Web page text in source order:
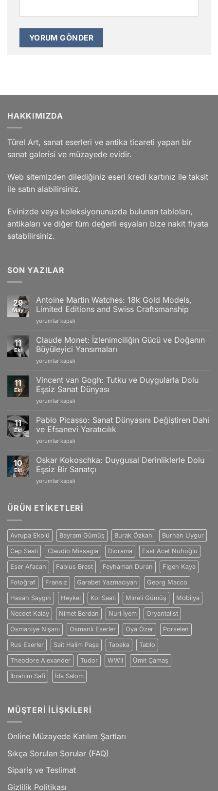
HAKKIMIZDA
Türel Art, sanat eserleri ve antika ticareti yapan bir
sanat galerisi ve müzayede evidir.
Web sitemizden dilediğiniz eseri kredi kartınız ile taksit
ile satın alabilirsiniz.
Evinizde veya koleksiyonunuzda bulunan tabloları,
antikaları ve diğer tüm değerli eşyaları bize nakit fiyata
satabilirsiniz.
SON YAZILAR
29
May
Antoine Martin Watches: 18k Gold Models,
Limited Editions and Swiss Craftsmanship
Antoine
Watches:
18k
Gold
Models,
Editions
and
Swiss
Craftsmanship
yorumlar kapalı
11
Eki
Claude Monet: İzlenimciliğin Gücü ve Doğanın
Büyüleyici Yansımaları
Claude
İzlenimciliğin
Gücü
ve
Doğanın
Yansımaları
için
yorumlar kapalı
11
Eki
Vincent van Gogh: Tutku ve Duygularla Dolu
Eşsiz Sanat Dünyası
Vincent
Gogh:
Tutku
ve
Duygularla
Eşsiz
Sanat
Dünyası
için
yorumlar kapalı
11
Eki
Pablo Picasso: Sanat Dünyasını Değiştiren Dahi
ve Efsanevi Yaratıcılık
Pablo
Sanat
Dünyasını
Değiştiren
Dahi
Yaratıcılık
yorumlar kapalı
10
Eki
Oskar Kokoschka: Duygusal Derinliklerle Dolu
Eşsiz Bir Sanatçı
Oskar
Derinliklerle
Bir
Sanatçı
için
yorumlar kapalı
ÜRÜN ETIKETLERI
Avrupa Ekolü Bayram Gümüş Burak Özkan Burhan Uygur
Cep Saati Claudio Missagia Diorama Esat Acet Nuhoğlu
Eser Afacan Fabius Brest Feyhaman Duran Figen Kaya
Fotoğraf Fransız Garabet Yazmacıyan Georg Macco
Hasan Saygın Heykel Kol Saati Mineli Gümüş Mobilya
Necdet Kalay Nimet Berdan Nuri İyem Oryantalist
Osmaniye Nişanı Osmanlı Eserler Oya Özer Porselen
Rus Eserler Sait Halim Paşa Tabaka Tablo
Theodore Alexander Tudor WWII Ümit Çamaş
İbrahim Safi İda Salom
MÜŞTERI İLIŞKILERI
Online Müzayede Katılım Şartları
Sıkça Sorulan Sorular (FAQ)
Sipariş ve Teslimat
Gizlilik Politikası